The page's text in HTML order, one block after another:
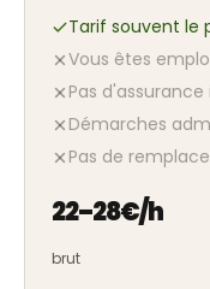
Tarif souvent le
Vous êtes
Pas d'assurance
Démarches
Pas de
22–28€/h
brut